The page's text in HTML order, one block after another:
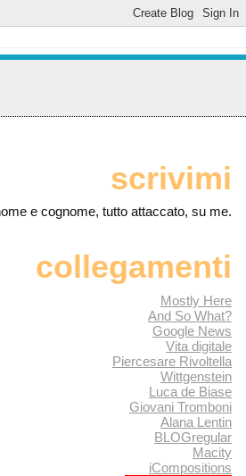
scrivimi
e cognome, tutto attaccato, su me.
collegamenti
Mostly Here
And So What?
Google News
Vita digitale
Piercesare Rivoltella
Wittgenstein
Luca de Biase
Giovani Tromboni
Alana Lentin
BLOGregular
Macity
iCompositions